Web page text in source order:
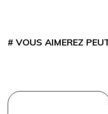
VOUS AIMEREZ